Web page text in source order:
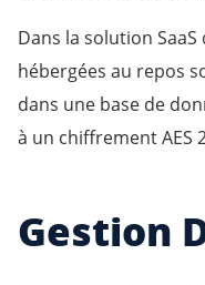
Dans la solution
hébergées au repos
dans une base de
à un chiffrement AES
Gestion